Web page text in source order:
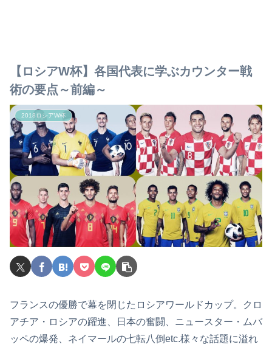
【ロシアW杯】各国代表に学ぶカウンター戦
術の要点～前編～
2018ロシアW杯
フランスの優勝で幕を閉じたロシアワールドカップ。クロ
アチア・ロシアの躍進、日本の奮闘、ニュースター・ムバ
ッペの爆発、ネイマールの七転八倒etc.様々な話題に溢れ